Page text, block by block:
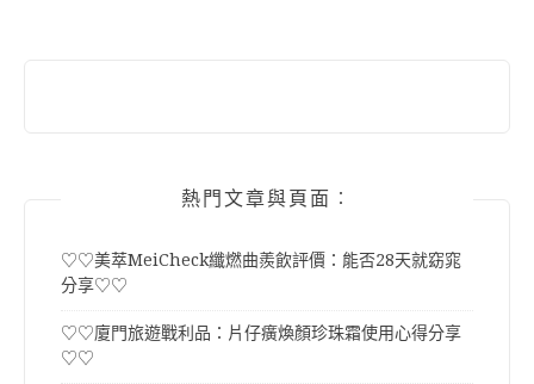
熱門文章與頁面︰
♡♡美萃MeiCheck纖燃曲羨飲評價：能否28天就窈窕
分享♡♡
♡♡廈門旅遊戰利品：片仔癀煥顏珍珠霜使用心得分享
♡♡